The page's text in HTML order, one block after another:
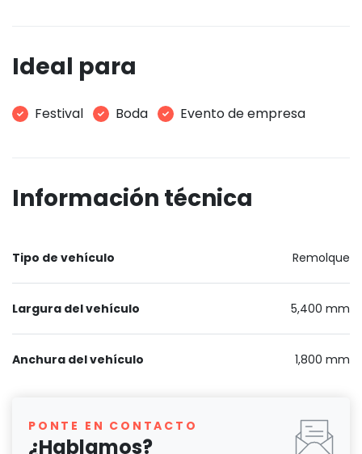
Ideal para
Festival Boda Evento de empresa
Información técnica
Tipo de vehículo Remolque
Largura del vehículo 5,400 mm
Anchura del vehículo 1,800 mm
PONTE EN CONTACTO
¿Hablamos?